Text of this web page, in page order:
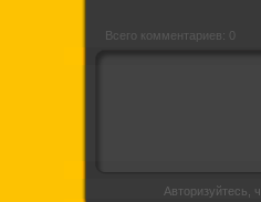
Всего комментариев: 0
Авторизуйтесь,